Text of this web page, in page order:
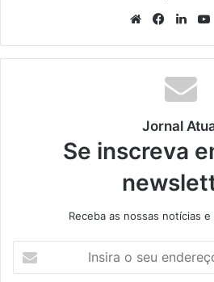
We
te
Fa
bo
ok
Lin
din
Jornal
Se inscreva
Receba as nossas notícias